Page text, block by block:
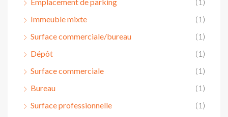
Immeuble mixte
(1)
Surface commerciale/bureau
(1)
Dépôt
(1)
Surface commerciale
(1)
Bureau
(1)
Surface professionnelle
(1)